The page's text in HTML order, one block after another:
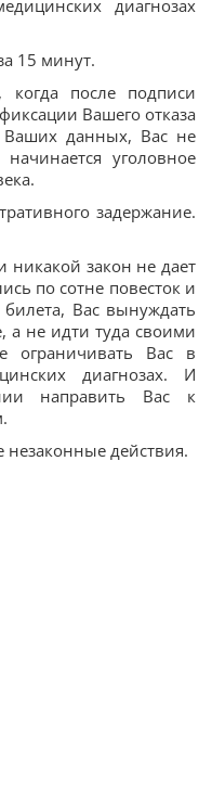
диагнозах
15 минут.
после подписи
Вашего отказа
данных, Вас не
уголовное
задержание.
закон не дает
по сотне повесток и
Вас вынуждать
а не идти туда своими
Вас в
диагнозах. И
направить Вас к
незаконные действия.